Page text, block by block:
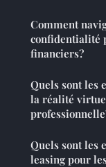
Comment
confidentialité
financiers?
Quels sont les
la réalité
Quels sont les
leasing pour